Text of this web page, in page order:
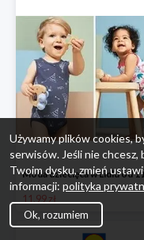
11.99 zł
Używamy plików cookies,
serwisów. Jeśli nie chcesz,
Twoim dysku, zmień
informacji: polityka
Ok, rozumiem